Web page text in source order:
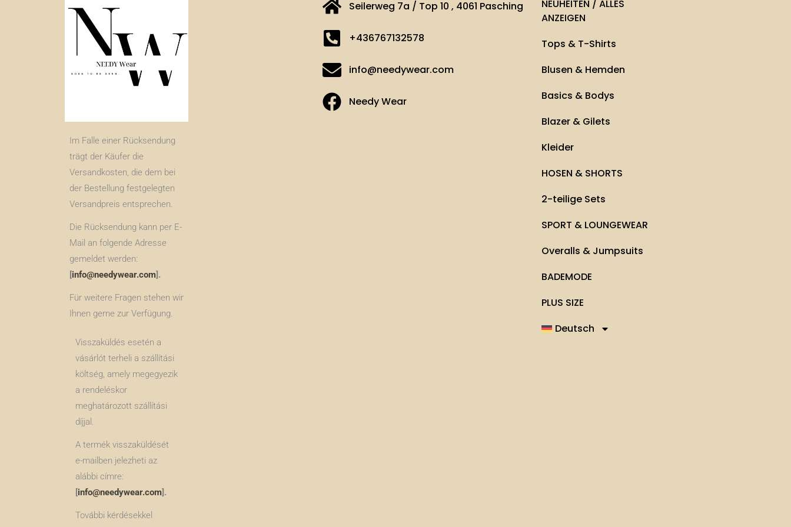
Im Falle einer Rücksendung
trägt der Käufer die
Versandkosten, die dem bei
der Bestellung festgelegten
Versandpreis entsprechen.
Die Rücksendung kann per E-
Mail an folgende Adresse
gemeldet werden:
[info@needywear.com].
Für weitere Fragen stehen wir
Ihnen gerne zur Verfügung.
Visszaküldés esetén a
vásárlót terheli a szállítási
költség, amely megegyezik
a rendeléskor
meghatározott szállítási
díjjal.
A termék visszaküldését
e-mailben jelezheti az
alábbi címre:
[info@needywear.com].
További kérdésekkel
Seilerweg 7a / Top 10 , 4061 Pasching
+436767132578
info@needywear.com
Needy Wear
NEUHEITEN / ALLES
ANZEIGEN
Tops & T-Shirts
Blusen & Hemden
Basics & Bodys
Blazer & Gilets
Kleider
HOSEN & SHORTS
2-teilige Sets
SPORT & LOUNGEWEAR
Overalls & Jumpsuits
BADEMODE
PLUS SIZE
Deutsch